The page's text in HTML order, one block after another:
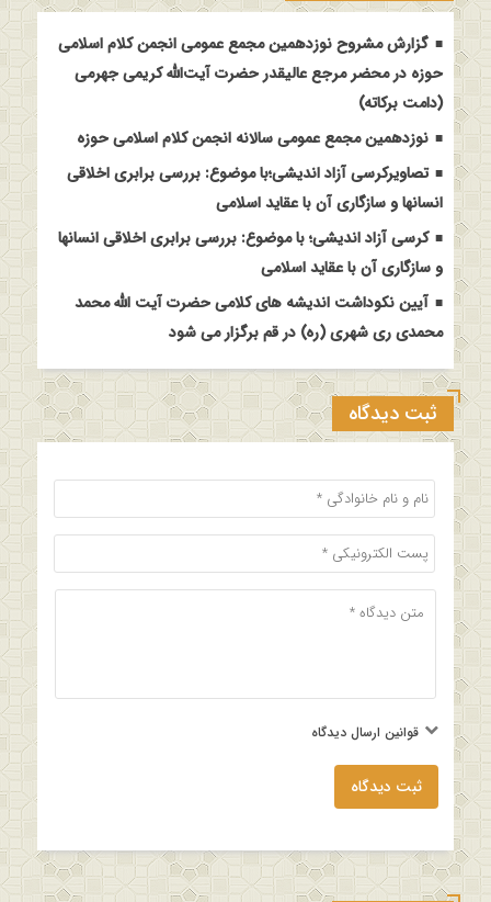
گزارش مشروح نوزدهمین مجمع عمومی انجمن کلام اسلامی
حوزه در محضر مرجع عالیقدر حضرت آیت‌الله کریمی جهرمی
(دامت برکاته)
نوزدهمین مجمع عمومی سالانه انجمن کلام اسلامی حوزه
تصاویرکرسی آزاد اندیشی؛با موضوع: بررسی برابری اخلاقی
انسانها و سازگاری آن با عقاید اسلامی
کرسی آزاد اندیشی؛ با موضوع: بررسی برابری اخلاقی انسانها
و سازگاری آن با عقاید اسلامی
آیین نکوداشت اندیشه های کلامی حضرت آیت الله محمد
محمدی ری شهری (ره) در قم برگزار می شود
ثبت دیدگاه
قوانین ارسال دیدگاه
ثبت دیدگاه